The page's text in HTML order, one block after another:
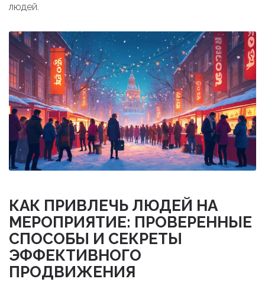
людей.
КАК ПРИВЛЕЧЬ ЛЮДЕЙ НА
МЕРОПРИЯТИЕ: ПРОВЕРЕННЫЕ
СПОСОБЫ И СЕКРЕТЫ
ЭФФЕКТИВНОГО
ПРОДВИЖЕНИЯ